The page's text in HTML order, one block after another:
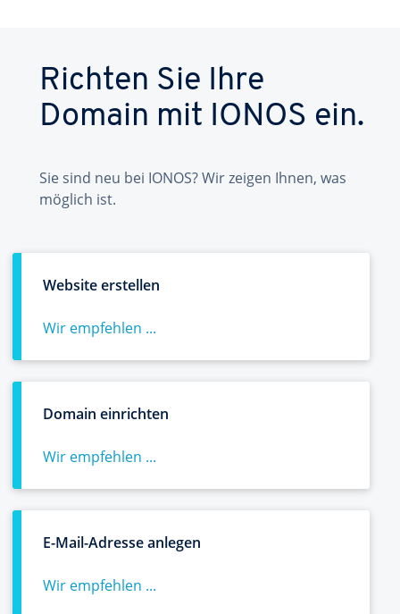
Richten Sie Ihre
Domain mit IONOS ein.
Sie sind neu bei IONOS? Wir zeigen Ihnen, was
möglich ist.
Website erstellen
Wir empfehlen ...
Domain einrichten
Wir empfehlen ...
E-Mail-Adresse anlegen
Wir empfehlen ...